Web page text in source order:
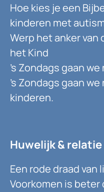
Hoe kies je een
kinderen met
Werp het anker van
het Kind
’s Zondags gaan
’s Zondags gaan
kinderen.
Huwelijk & relatie
Een rode draad van
Voorkomen is beter